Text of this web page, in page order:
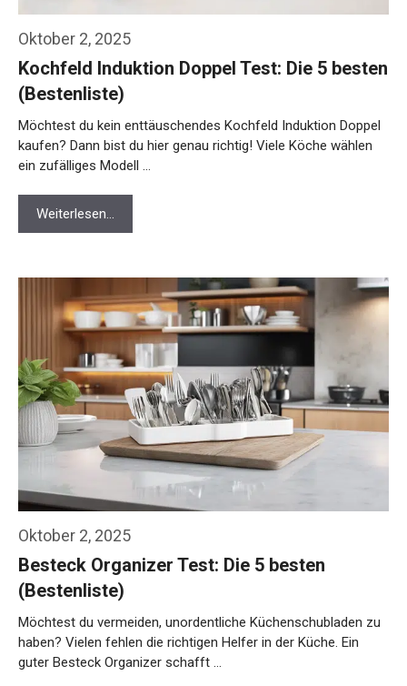
Oktober 2, 2025
Kochfeld Induktion Doppel Test: Die 5 besten
(Bestenliste)
Möchtest du kein enttäuschendes Kochfeld Induktion Doppel
kaufen? Dann bist du hier genau richtig! Viele Köche wählen
ein zufälliges Modell …
Weiterlesen…
Oktober 2, 2025
Besteck Organizer Test: Die 5 besten
(Bestenliste)
Möchtest du vermeiden, unordentliche Küchenschubladen zu
haben? Vielen fehlen die richtigen Helfer in der Küche. Ein
guter Besteck Organizer schafft …